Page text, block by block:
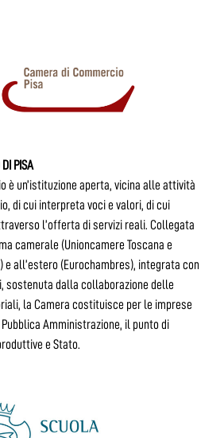
PISA
è un’istituzione aperta, vicina alle attività
di cui interpreta voci e valori, di cui
l’offerta di servizi reali. Collegata
camerale (Unioncamere Toscana e
e all’estero (Eurochambres), integrata con
sostenuta dalla collaborazione delle
la Camera costituisce per le imprese
Amministrazione, il punto di
e Stato.